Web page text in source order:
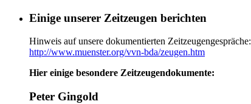
Einige unserer Zeitzeugen berichten
Hinweis auf unsere dokumentierten Zeitzeugengespräche:
http://www.muenster.org/vvn-bda/zeugen.htm
Hier einige besondere Zeitzeugendokumente:
Peter Gingold